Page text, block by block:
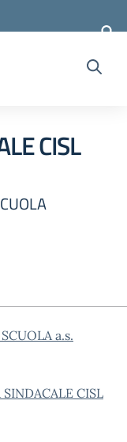
CISL
a.s.
CISL